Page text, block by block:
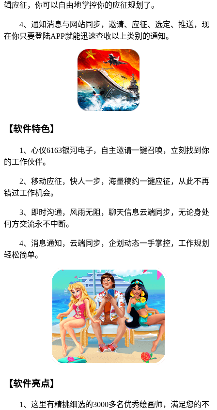
辑应征，你可以自由地掌控你的应征规划了。
4、通知消息与网站同步，邀请、应征、选定、推送，现
在你只要登陆APP就能迅速查收以上类别的通知。
【软件特色】
1、心仪6163银河电子，自主邀请一键召唤，立刻找到你
的工作伙伴。
2、移动应征，快人一步，海量稿约一键应征，从此不再
错过工作机会。
3、即时沟通，风雨无阻，聊天信息云端同步，无论身处
何方交流永不中断。
4、消息通知，云端同步，企划动态一手掌控，工作规划
轻松简单。
【软件亮点】
1、这里有精挑细选的3000多名优秀绘画师，满足您的不